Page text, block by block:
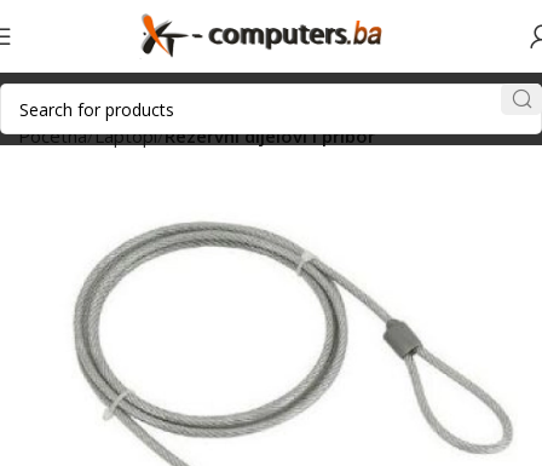
Početna Laptopi Rezervni dijelovi i pribor